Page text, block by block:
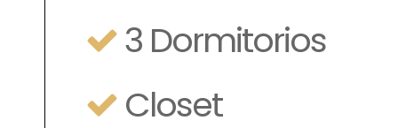
3 Dormitorios
Closet